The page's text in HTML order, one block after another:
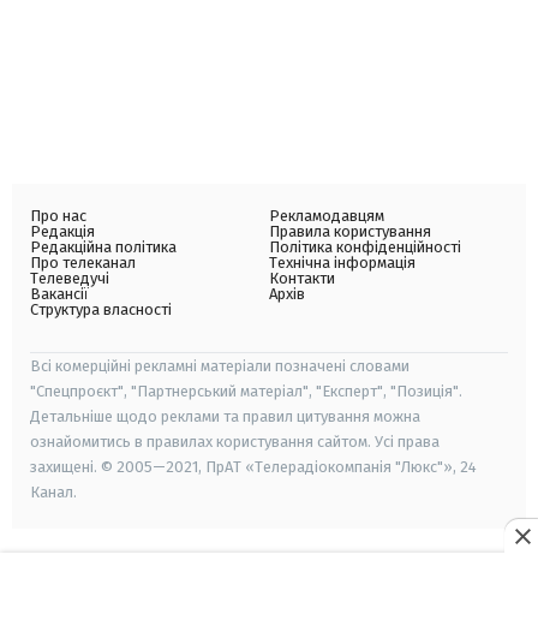
Про нас
Редакція
Редакційна політика
Про телеканал
Телеведучі
Вакансії
Структура власності
Рекламодавцям
Правила користування
Політика конфіденційності
Технічна інформація
Контакти
Архів
Всі комерційні рекламні матеріали позначені словами
"Спецпроєкт", "Партнерський матеріал", "Експерт", "Позиція".
Детальніше щодо реклами та правил цитування можна
ознайомитись в правилах користування сайтом. Усі права
захищені. © 2005—2021, ПрАТ «Телерадіокомпанія "Люкс"», 24
Канал.